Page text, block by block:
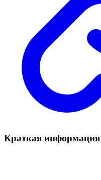
Краткая информация